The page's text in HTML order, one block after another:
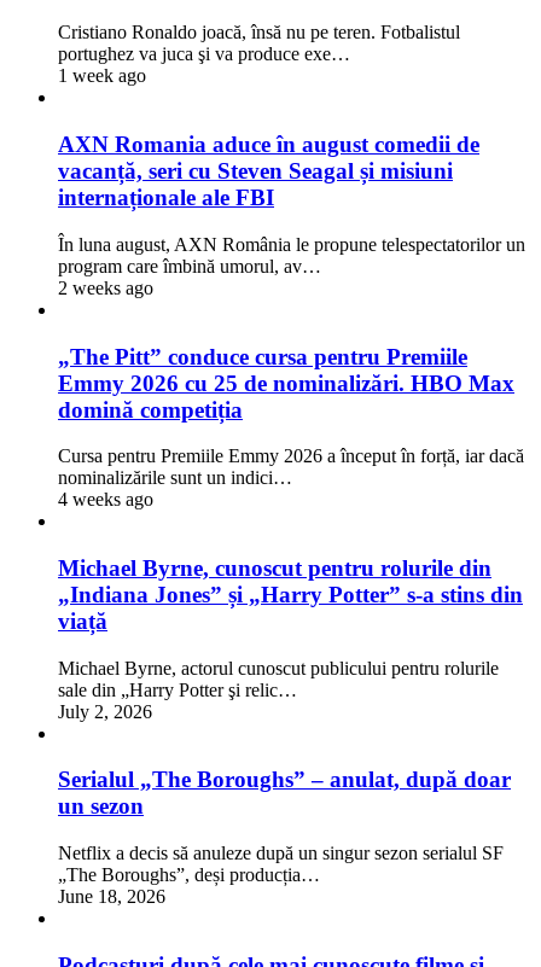
Cristiano Ronaldo joacă, însă nu pe teren. Fotbalistul
portughez va juca şi va produce exe…
1 week ago
AXN Romania aduce în august comedii de
vacanță, seri cu Steven Seagal și misiuni
internaționale ale FBI
În luna august, AXN România le propune telespectatorilor un
program care îmbină umorul, av…
2 weeks ago
„The Pitt” conduce cursa pentru Premiile
Emmy 2026 cu 25 de nominalizări. HBO Max
domină competiția
Cursa pentru Premiile Emmy 2026 a început în forță, iar dacă
nominalizările sunt un indici…
4 weeks ago
Michael Byrne, cunoscut pentru rolurile din
„Indiana Jones” și „Harry Potter” s-a stins din
viață
Michael Byrne, actorul cunoscut publicului pentru rolurile
sale din „Harry Potter şi relic…
July 2, 2026
Serialul „The Boroughs” – anulat, după doar
un sezon
Netflix a decis să anuleze după un singur sezon serialul SF
„The Boroughs”, deși producția…
June 18, 2026